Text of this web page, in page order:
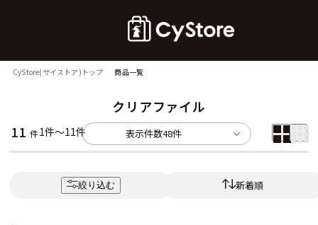
CyStore(サイストア)トップ 商品一覧
クリアファイル
11 件1件～11件 表示件数48件
絞り込む 新着順